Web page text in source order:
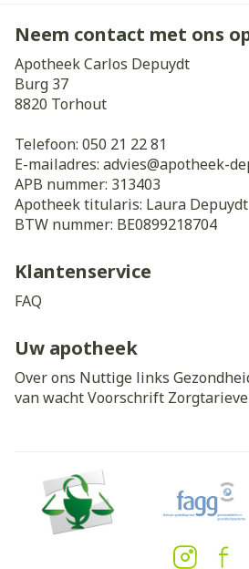
Neem contact met ons
Apotheek Carlos Depuydt
Burg 37
8820 Torhout
Telefoon: 050 21 22 81
E-mailadres: advies@apotheek-
APB nummer: 313403
Apotheek titularis: Laura Depuydt
BTW nummer: BE0899218704
Klantenservice
FAQ
Uw apotheek
Over ons Nuttige links
van wachtVoorschrift